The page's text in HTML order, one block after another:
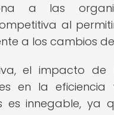
a las
al
a los cambios
el impacto de
en la
es innegable, ya